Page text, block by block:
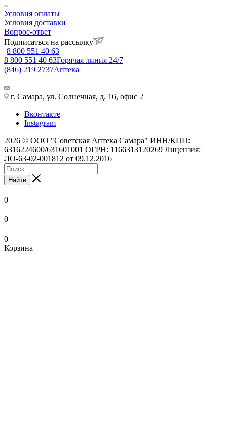
Условия оплаты
Условия доставки
Вопрос-ответ
Подписаться на рассылку
8 800 551 40 63
8 800 551 40 63Горячая линия 24/7
(846) 219 2737Аптека
г. Самара, ул. Солнечная, д. 16, офис 2
Вконтакте
Instagram
2026 © ООО "Советская Аптека Самара" ИНН/КПП:
6316224600/631601001 ОГРН: 1166313120269 Лицензия:
ЛО-63-02-001812 от 09.12.2016
Найти
0
0
0
Корзина